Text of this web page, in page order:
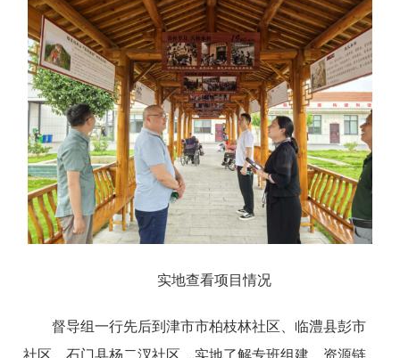
实地查看项目情况
督导组一行先后到津市市柏枝林社区、临澧县彭市
社区、石门县杨二汊社区，实地了解专班组建、资源链